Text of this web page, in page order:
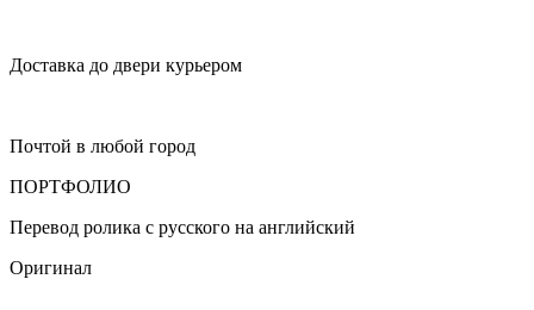
Доставка до двери курьером
Почтой в любой город
ПОРТФОЛИО
Перевод ролика с русского на английский
Оригинал